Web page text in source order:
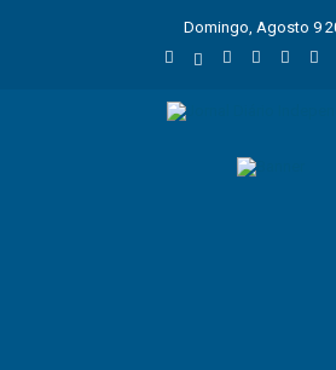
Domingo, Agosto 9